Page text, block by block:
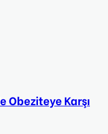
Obeziteye Karşı